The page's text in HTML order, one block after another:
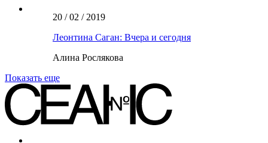
20 / 02 / 2019
Леонтина Саган: Вчера и сегодня
Алина Рослякова
Показать еще